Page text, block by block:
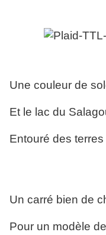
Une couleur de
Et le lac du
Entouré des
Un carré bien de
Pour un modèle de